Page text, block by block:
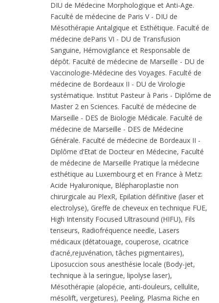
DIU de Médecine Morphologique et Anti-Age.
Faculté de médecine de Paris V - DIU de
Mésothérapie Antalgique et Esthétique. Faculté de
médecine deParis VI - DU de Transfusion
Sanguine, Hémovigilance et Responsable de
dépôt. Faculté de médecine de Marseille - DU de
Vaccinologie-Médecine des Voyages. Faculté de
médecine de Bordeaux II - DU de Virologie
systématique. Institut Pasteur à Paris - Diplôme de
Master 2 en Sciences. Faculté de médecine de
Marseille - DES de Biologie Médicale. Faculté de
médecine de Marseille - DES de Médecine
Générale. Faculté de médecine de Bordeaux II -
Diplôme d’Etat de Docteur en Médecine, Faculté
de médecine de Marseille Pratique la médecine
esthétique au Luxembourg et en France à Metz:
Acide Hyaluronique, Blépharoplastie non
chirurgicale au PlexR, Epilation définitive (laser et
electrolyse), Greffe de cheveux en technique FUE,
High Intensity Focused Ultrasound (HIFU), Fils
tenseurs, Radiofréquence needle, Lasers
médicaux (détatouage, couperose, cicatrice
d’acné,rejuvénation, tâches pigmentaires),
Liposuccion sous anesthésie locale (Body-jet,
technique à la seringue, lipolyse laser),
Mésothérapie (alopécie, anti-douleurs, cellulite,
mésolift, vergetures), Peeling, Plasma Riche en